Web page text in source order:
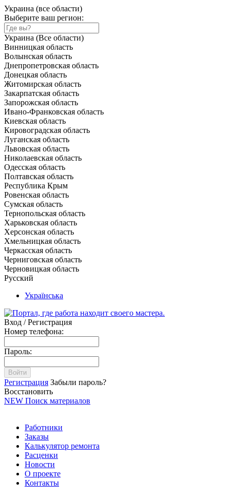
Украина (все области)
Выберите ваш регион:
Украина (Все области)
Винницкая область
Волынская область
Днепропетровская область
Донецкая область
Житомирская область
Закарпатская область
Запорожская область
Ивано-Франковская область
Киевская область
Кировоградская область
Луганская область
Львовская область
Николаевская область
Одесская область
Полтавская область
Республика Крым
Ровенская область
Сумская область
Тернопольская область
Харьковская область
Херсонская область
Хмельницкая область
Черкасская область
Черниговская область
Черновицкая область
Русский
Українська
Вход / Регистрация
Номер телефона:
Пароль:
Войти
Регистрация Забыли пароль?
Восстановить
NEW Поиск материалов
Работники
Заказы
Калькулятор ремонта
Расценки
Новости
О проекте
Контакты